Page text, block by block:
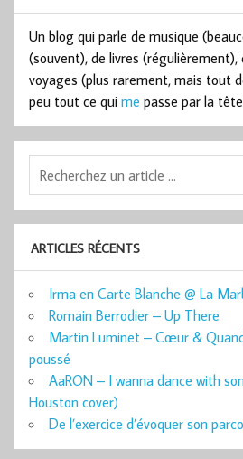
Un blog qui parle de musique
(souvent), de livres (régulièrement),
voyages (plus rarement, mais tout
peu tout ce qui me passe par la
ARTICLES RÉCENTS
Irma en Carte Blanche @ La
Romain Berrodier – Up There
Martin Luminet – Cœur &
poussé
AaRON – I wanna dance with
Houston cover)
De l’exercice d’évoquer son